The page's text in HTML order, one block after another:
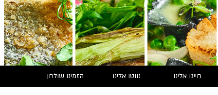
חייגו אלינו נווטו אלינו הזמינו שולחן